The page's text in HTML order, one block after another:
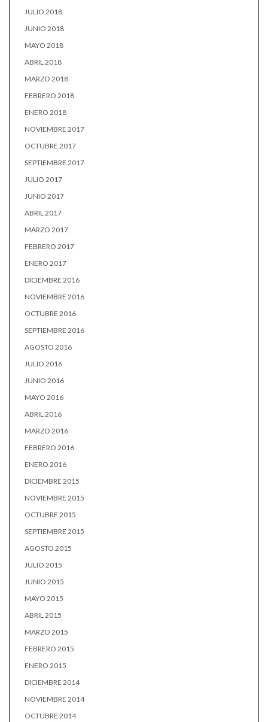
JULIO 2018
JUNIO 2018
MAYO 2018
ABRIL 2018
MARZO 2018
FEBRERO 2018
ENERO 2018
NOVIEMBRE 2017
OCTUBRE 2017
SEPTIEMBRE 2017
JULIO 2017
JUNIO 2017
ABRIL 2017
MARZO 2017
FEBRERO 2017
ENERO 2017
DICIEMBRE 2016
NOVIEMBRE 2016
OCTUBRE 2016
SEPTIEMBRE 2016
AGOSTO 2016
JULIO 2016
JUNIO 2016
MAYO 2016
ABRIL 2016
MARZO 2016
FEBRERO 2016
ENERO 2016
DICIEMBRE 2015
NOVIEMBRE 2015
OCTUBRE 2015
SEPTIEMBRE 2015
AGOSTO 2015
JULIO 2015
JUNIO 2015
MAYO 2015
ABRIL 2015
MARZO 2015
FEBRERO 2015
ENERO 2015
DICIEMBRE 2014
NOVIEMBRE 2014
OCTUBRE 2014